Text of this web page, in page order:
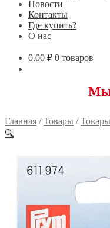
Новости
Контакты
Где купить?
О нас
0.00 ₽ 0 товаров
Мы
Главная /Товары /
🔍